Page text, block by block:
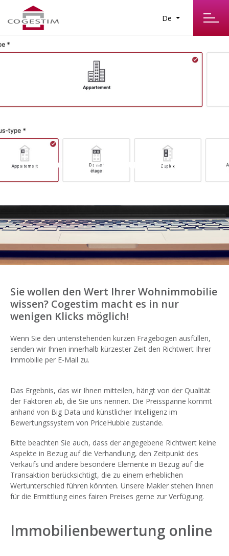
De
ONLINE
Immobilienbewertung online
Sie wollen den Wert Ihrer Wohnimmobilie
wissen? Cogestim macht es in nur
wenigen Klicks möglich!
Wenn Sie den untenstehenden kurzen Fragebogen ausfüllen,
senden wir Ihnen innerhalb kürzester Zeit den Richtwert Ihrer
Immobilie per E-Mail zu.
Das Ergebnis, das wir Ihnen mitteilen, hängt von der Qualität
der Faktoren ab, die Sie uns nennen. Die Preisspanne kommt
anhand von Big Data und künstlicher Intelligenz im
Bewertungssystem von PriceHubble zustande.
Bitte beachten Sie auch, dass der angegebene Richtwert keine
Aspekte in Bezug auf die Verhandlung, den Zeitpunkt des
Verkaufs und andere besondere Elemente in Bezug auf die
Transaktion berücksichtigt, die zu einem erheblichen
Wertunterschied führen könnten. Unsere Makler stehen Ihnen
für die Ermittlung eines fairen Preises gerne zur Verfügung.
Immobilienbewertung online